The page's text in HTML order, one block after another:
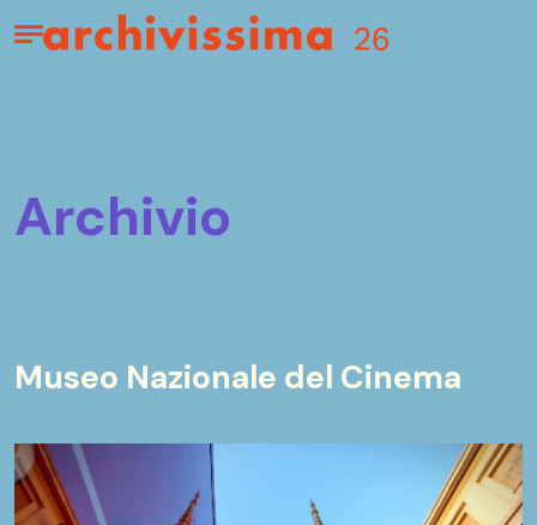
Home page
Apri il menu
archivio
Museo Nazionale del Cinema